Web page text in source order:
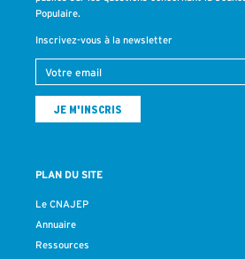
Populaire.
Inscrivez-vous à la newsletter
PLAN DU SITE
Le CNAJEP
Annuaire
Ressources